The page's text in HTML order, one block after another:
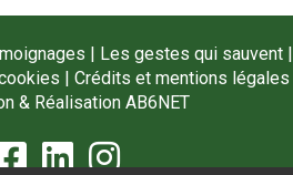
| Les gestes qui sauvent|
| Crédits et mentions légales
& Réalisation AB6NET